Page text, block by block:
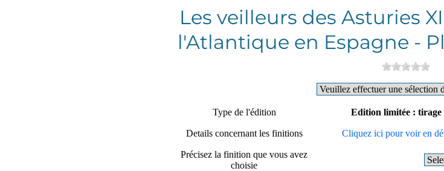
Les veilleurs des Asturies
l'Atlantique en Espagne -
Type de l'édition Edition limitée : tirage
Details concernant les finitions Cliquez ici pour voir en
Précisez la finition que vous avez
choisie